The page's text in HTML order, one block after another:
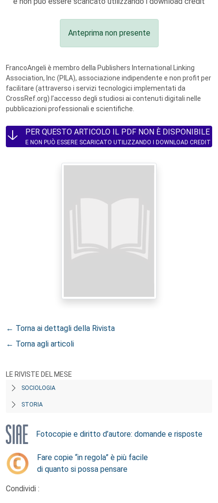
Anteprima non presente
FrancoAngeli è membro della Publishers International Linking
Association, Inc (PILA), associazione indipendente e non profit per
facilitare (attraverso i servizi tecnologici implementati da
CrossRef.org) l’accesso degli studiosi ai contenuti digitali nelle
pubblicazioni professionali e scientifiche.
PER QUESTO ARTICOLO IL PDF NON È DISPONIBILE
E NON PUÒ ESSERE SCARICATO UTILIZZANDO I DOWNLOAD CREDIT
← Torna ai dettagli della Rivista
← Torna agli articoli
LE RIVISTE DEL MESE
SOCIOLOGIA
STORIA
Fotocopie e diritto d’autore: domande e risposte
Fare copie “in regola” è più facile
di quanto si possa pensare
Condividi :